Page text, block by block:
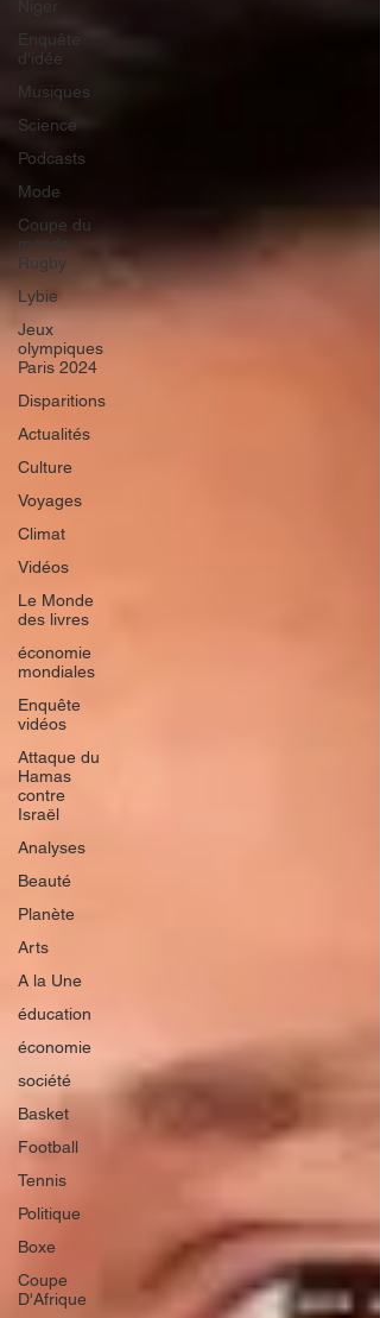
Niger
Enquête
d'idée
Musiques
Science
Podcasts
Mode
Coupe du
monde
Rugby
Lybie
Jeux
olympiques
Paris 2024
Disparitions
Actualités
Culture
Voyages
Climat
Vidéos
Le Monde
des livres
économie
mondiales
Enquête
vidéos
Attaque du
Hamas
contre
Israël
Analyses
Beauté
Planète
Arts
A la Une
éducation
économie
société
Basket
Football
Tennis
Politique
Boxe
Coupe
D'Afrique